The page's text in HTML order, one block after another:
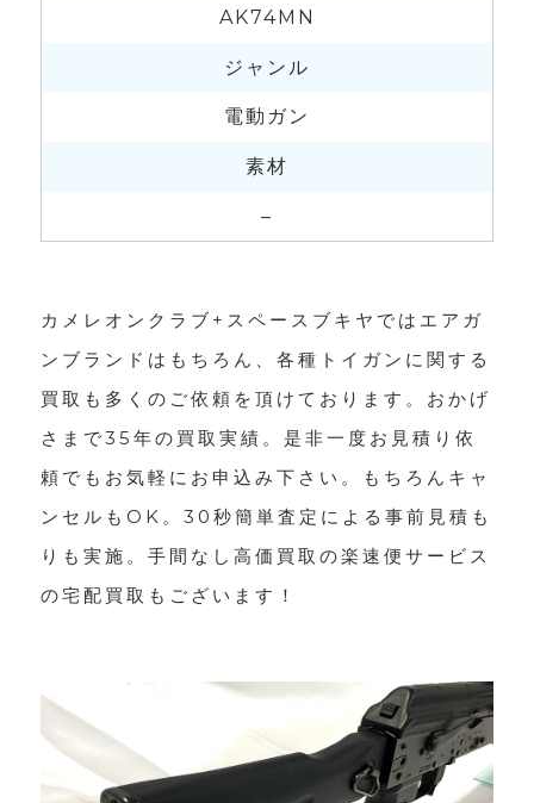
AK74MN
ジャンル
電動ガン
素材
–
カメレオンクラブ+スペースブキヤではエアガ
ンブランドはもちろん、各種トイガンに関する
買取も多くのご依頼を頂けております。おかげ
さまで35年の買取実績。是非一度お見積り依
頼でもお気軽にお申込み下さい。もちろんキャ
ンセルもOK。30秒簡単査定による事前見積も
りも実施。手間なし高価買取の楽速便サービス
の宅配買取もございます！